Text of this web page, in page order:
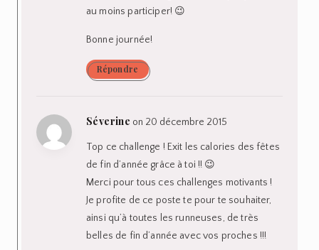
au moins participer! 😉
Bonne journée!
Répondre
Séverine on 20 décembre 2015
Top ce challenge ! Exit les calories des fêtes
de fin d’année grâce à toi !! 😉
Merci pour tous ces challenges motivants !
Je profite de ce poste te pour te souhaiter,
ainsi qu’à toutes les runneuses, de très
belles de fin d’année avec vos proches !!!